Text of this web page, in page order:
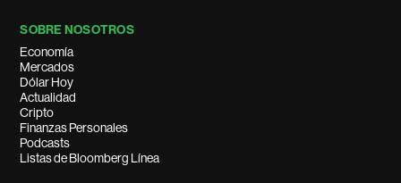
SOBRE NOSOTROS
Economía
Mercados
Dólar Hoy
Actualidad
Cripto
Finanzas Personales
Podcasts
Listas de Bloomberg Línea